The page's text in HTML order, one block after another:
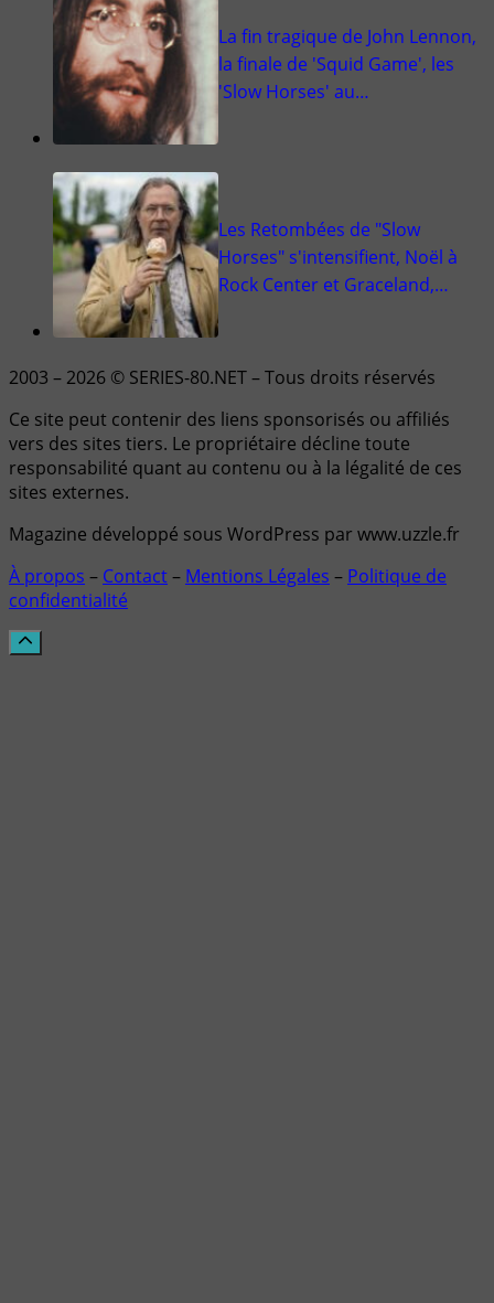
La fin tragique de John Lennon,
la finale de 'Squid Game', les
'Slow Horses' au…
Les Retombées de "Slow
Horses" s'intensifient, Noël à
Rock Center et Graceland,…
2003 – 2026 © SERIES-80.NET – Tous droits réservés
Ce site peut contenir des liens sponsorisés ou affiliés
vers des sites tiers. Le propriétaire décline toute
responsabilité quant au contenu ou à la légalité de ces
sites externes.
Magazine développé sous WordPress par www.uzzle.fr
À propos – Contact– Mentions Légales – Politique de
confidentialité